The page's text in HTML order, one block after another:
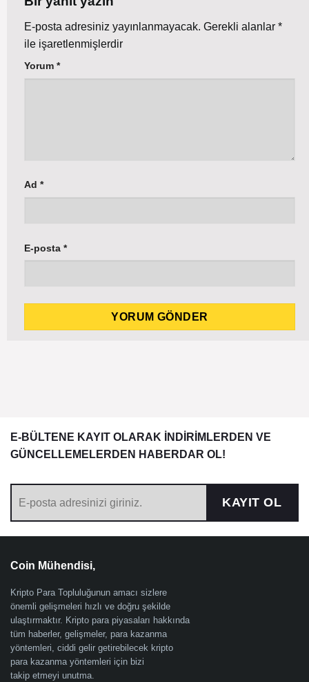
E-posta adresiniz yayınlanmayacak. Gerekli alanlar *
ile işaretlenmişlerdir
Yorum *
Ad *
E-posta *
E-BÜLTENE KAYIT OLARAK İNDİRİMLERDEN VE
GÜNCELLEMELERDEN HABERDAR OL!
KAYIT OL
Coin Mühendisi,
Kripto Para Topluluğunun amacı sizlere
önemli gelişmeleri hızlı ve doğru şekilde
ulaştırmaktır. Kripto para piyasaları hakkında
tüm haberler, gelişmeler, para kazanma
yöntemleri, ciddi gelir getirebilecek kripto
para kazanma yöntemleri için bizi
takip etmeyi unutma.